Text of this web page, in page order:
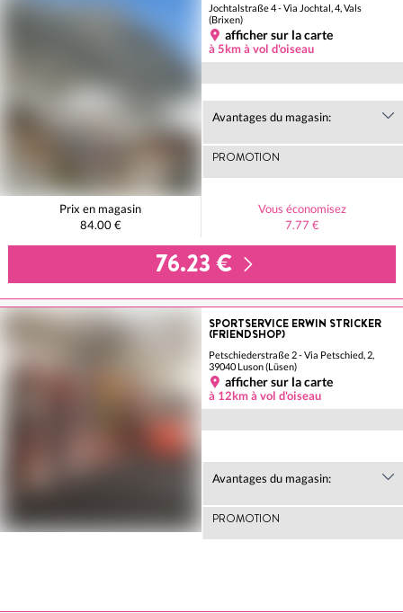
Jochtalstraße 4 - Via Jochtal, 4, Vals
(Brixen)
afficher sur la carte
à 5km à vol d'oiseau
Avantages du magasin:
PROMOTION
Prix en magasin
84.00 €
Vous économisez
7.77 €
76.23 €
SPORTSERVICE ERWIN STRICKER
(FRIENDSHOP)
Petschiederstraße 2 - Via Petschied, 2,
39040 Luson (Lüsen)
afficher sur la carte
à 12km à vol d'oiseau
Avantages du magasin:
PROMOTION